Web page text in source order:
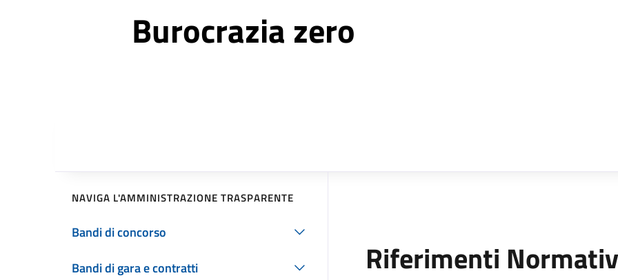
Burocrazia zero
NAVIGA L'AMMINISTRAZIONE TRASPARENTE
Bandi di concorso
Bandi di gara e contratti
Riferimenti